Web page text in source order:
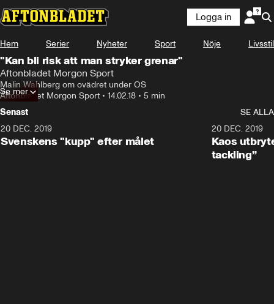
Logga in
Hem Serier Nyheter Sport Nöje Livsstil
"Kan bli risk att man stryker grenar"
Aftonbladet Morgon Sport
Malin Wahlberg om ovädret under OS
Aftonbladet Morgon Sport • 14.02.18 • 5 min
Se mer
Senast
SE ALLA
20 DEC. 2019
Svenskens "kupp" efter målet
20 DEC. 2019
Kaos
tackling”